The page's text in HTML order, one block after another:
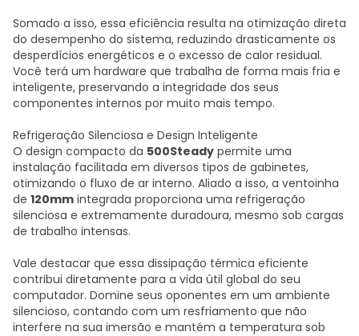
Somado a isso, essa eficiência resulta na otimização direta
do desempenho do sistema, reduzindo drasticamente os
desperdícios energéticos e o excesso de calor residual.
Você terá um hardware que trabalha de forma mais fria e
inteligente, preservando a integridade dos seus
componentes internos por muito mais tempo.
Refrigeração Silenciosa e Design Inteligente
O design compacto da 500Steady permite uma
instalação facilitada em diversos tipos de gabinetes,
otimizando o fluxo de ar interno. Aliado a isso, a ventoinha
de 120mm integrada proporciona uma refrigeração
silenciosa e extremamente duradoura, mesmo sob cargas
de trabalho intensas.
Vale destacar que essa dissipação térmica eficiente
contribui diretamente para a vida útil global do seu
computador. Domine seus oponentes em um ambiente
silencioso, contando com um resfriamento que não
interfere na sua imersão e mantém a temperatura sob